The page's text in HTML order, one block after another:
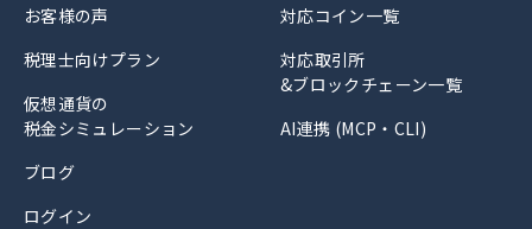
お客様の声
税理士向けプラン
仮想通貨の
税金シミュレーション
ブログ
ログイン
対応コイン一覧
対応取引所
&ブロックチェーン一覧
AI連携 (MCP・CLI)